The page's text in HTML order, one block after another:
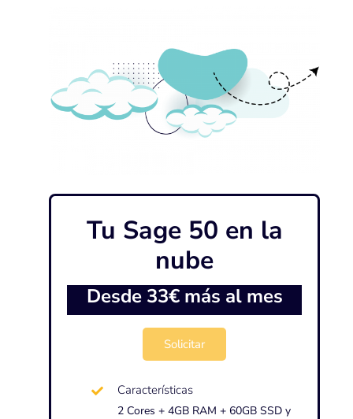
Tu Sage 50 en la
nube
Desde 33€ más al mes
Solicitar
Características
2 Cores + 4GB RAM + 60GB SSD y